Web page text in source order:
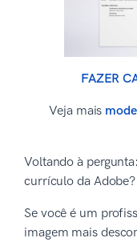
FAZER
Veja mais
Voltando à
currículo da Adobe?
Se você é um
imagem mais